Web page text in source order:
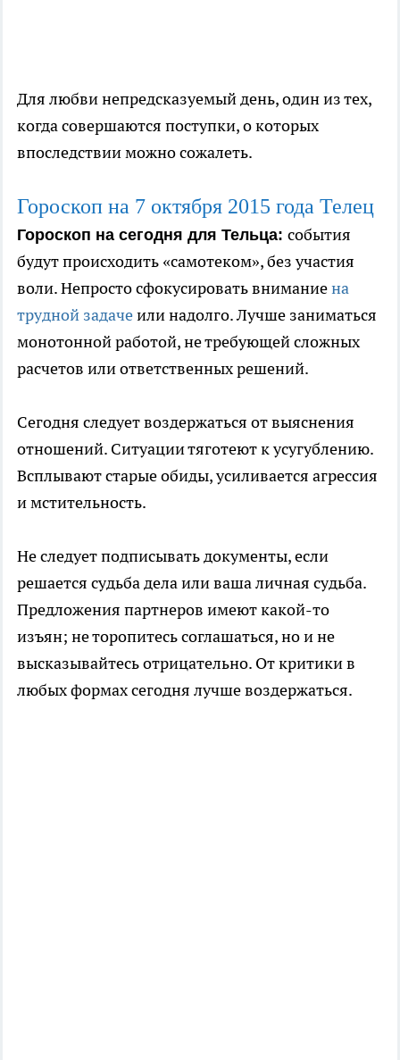
Для любви непредсказуемый день, один из тех,
когда совершаются поступки, о которых
впоследствии можно сожалеть.
Гороскоп на 7 октября 2015 года Телец
Гороскоп на сегодня для Тельца: события
будут происходить «самотеком», без участия
воли. Непросто сфокусировать вниманиена
трудной задачеили надолго. Лучше заниматься
монотонной работой, не требующей сложных
расчетов или ответственных решений.
Сегодня следует воздержаться от выяснения
отношений. Ситуации тяготеют к усугублению.
Всплывают старые обиды, усиливается агрессия
и мстительность.
Не следует подписывать документы, если
решается судьба дела или ваша личная судьба.
Предложения партнеров имеют какой-то
изъян; не торопитесь соглашаться, но и не
высказывайтесь отрицательно. От критики в
любых формах сегодня лучше воздержаться.